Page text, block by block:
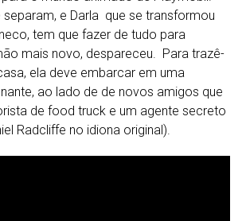
separam, e Darla que se transformou
tem que fazer de tudo para
mais novo, despareceu. Para trazê-
ela deve embarcar em uma
ao lado de de novos amigos que
de food truck e um agente secreto
Radcliffe no idiona original).